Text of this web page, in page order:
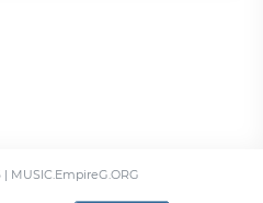
| MUSIC.EmpireG.ORG